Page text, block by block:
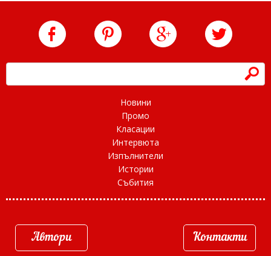
h
Новини
Промо
Класации
Интервюта
Изпълнители
Истории
Събития
Автори Контакти